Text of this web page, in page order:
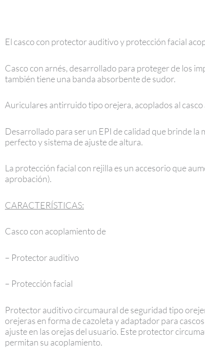
El casco con protector auditivo y protección facial
Casco con arnés, desarrollado para proteger de los
también tiene una banda absorbente de sudor.
Auriculares antirruido tipo orejera, acoplados al casco
Desarrollado para ser un EPI de calidad que brinde
perfecto y sistema de ajuste de altura.
La protección facial con rejilla es un accesorio que
aprobación).
CARACTERÍSTICAS:
Casco con acoplamiento de
– Protector auditivo
– Protección facial
Protector auditivo circumaural de seguridad tipo
orejeras en forma de cazoleta y adaptador para
ajuste en las orejas del usuario. Este protector
permitan su acoplamiento.